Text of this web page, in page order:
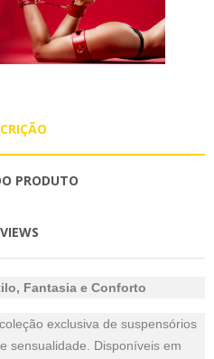
PRODUTO
Fantasia e Conforto
exclusiva de suspensórios
sensualidade. Disponíveis em